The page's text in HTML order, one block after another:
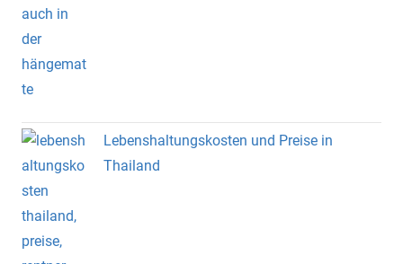
Lebenshaltungskosten und Preise in
Thailand